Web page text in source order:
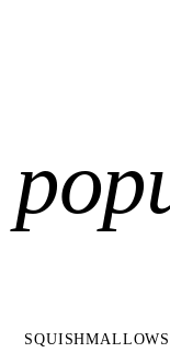
SQUISHMALLOWS